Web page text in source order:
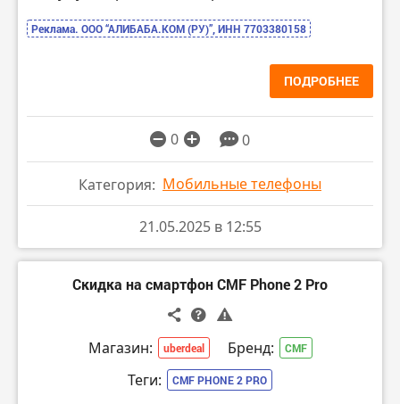
Реклама. ООО “АЛИБАБА.КОМ (РУ)”, ИНН 7703380158
ПОДРОБНЕЕ
0 0
Категория: Мобильные телефоны
21.05.2025 в 12:55
Скидка на смартфон CMF Phone 2 Pro
Магазин: uberdeal Бренд: CMF
Теги: CMF PHONE 2 PRO